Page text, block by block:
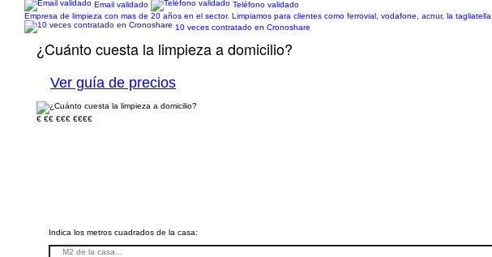
Email validado
Teléfono validado
Empresa de limpieza con mas de 20 años en el sector. Limpiamos para clientes como ferrovial, vodafone, acnur, la
10 veces contratado en Cronoshare
¿Cuánto cuesta la limpieza a domicilio?
Ver guía de precios
€ €€ €€€ €€€€
Indica los metros cuadrados de la casa: